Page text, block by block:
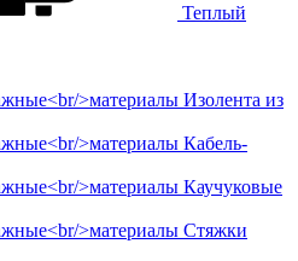
Теплый
Изолента из
Кабель-
Каучуковые
Стяжки